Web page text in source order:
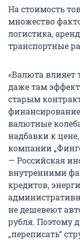
На стоимость
множество
логистика,
транспортные
«Валюта влияет
даже там
старым
валютные
надбавки к
компании
— Российская
внутренними
кредитов,
не дешевеют
рубля. Поэтому
„переписать“